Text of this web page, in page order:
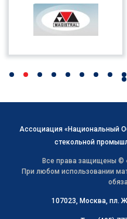
Ассоциация «Национальный
стекольной
Все права защищены ©
При любом использовании
107023, Москва, пл.